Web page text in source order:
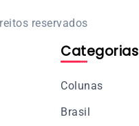
reservados
Categorias
Colunas
Brasil